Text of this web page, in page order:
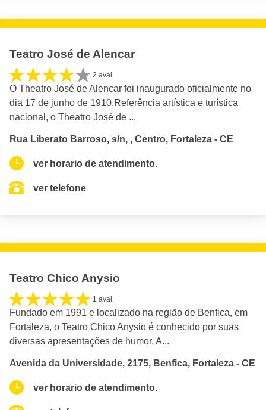
Teatro José de Alencar
2 aval.
O Theatro José de Alencar foi inaugurado oficialmente no
dia 17 de junho de 1910.Referência artística e turística
nacional, o Theatro José de ...
Rua Liberato Barroso, s/n, , Centro, Fortaleza - CE
ver horario de atendimento.
ver telefone
Teatro Chico Anysio
1 aval.
Fundado em 1991 e localizado na região de Benfica, em
Fortaleza, o Teatro Chico Anysio é conhecido por suas
diversas apresentações de humor. A...
Avenida da Universidade, 2175, Benfica, Fortaleza - CE
ver horario de atendimento.